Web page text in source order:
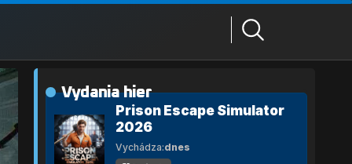
Vydania hier
Prison Escape Simulator
2026
Vychádza:dnes